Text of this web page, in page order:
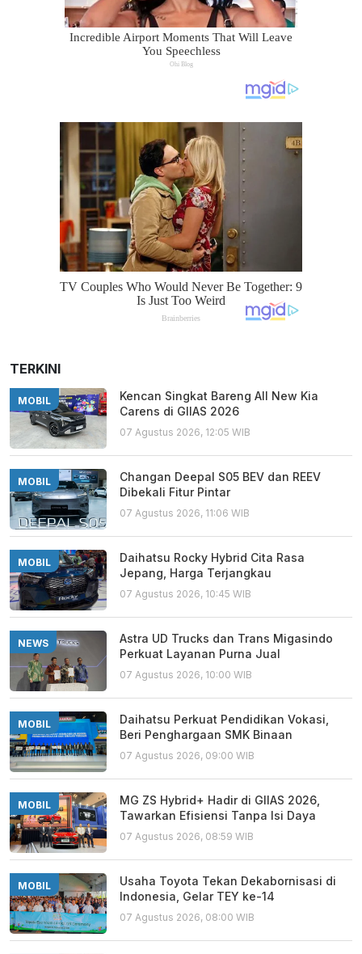
TERKINI
MOBIL
Kencan Singkat Bareng All New Kia
Carens di GIIAS 2026
07 Agustus 2026, 12:05 WIB
MOBIL
Changan Deepal S05 BEV dan REEV
Dibekali Fitur Pintar
07 Agustus 2026, 11:06 WIB
MOBIL
Daihatsu Rocky Hybrid Cita Rasa
Jepang, Harga Terjangkau
07 Agustus 2026, 10:45 WIB
NEWS
Astra UD Trucks dan Trans Migasindo
Perkuat Layanan Purna Jual
07 Agustus 2026, 10:00 WIB
MOBIL
Daihatsu Perkuat Pendidikan Vokasi,
Beri Penghargaan SMK Binaan
07 Agustus 2026, 09:00 WIB
MOBIL
MG ZS Hybrid+ Hadir di GIIAS 2026,
Tawarkan Efisiensi Tanpa Isi Daya
07 Agustus 2026, 08:59 WIB
MOBIL
Usaha Toyota Tekan Dekabornisasi di
Indonesia, Gelar TEY ke-14
07 Agustus 2026, 08:00 WIB